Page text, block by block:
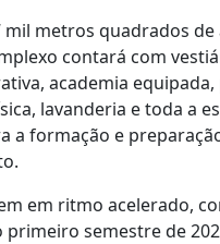
mil metros quadrados
contará com
academia equipada,
lavanderia e toda a
a formação e
em ritmo acelerado,
primeiro semestre de